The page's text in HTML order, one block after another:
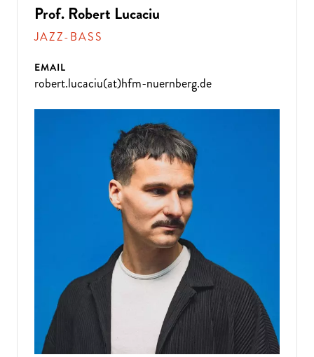
Prof. Robert Lucaciu
JAZZ-BASS
EMAIL
robert.lucaciu(at)hfm-nuernberg.de